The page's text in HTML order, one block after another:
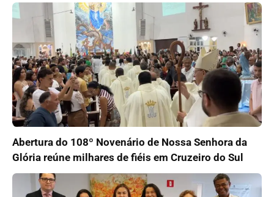
Abertura do 108º Novenário de Nossa Senhora da
Glória reúne milhares de fiéis em Cruzeiro do Sul